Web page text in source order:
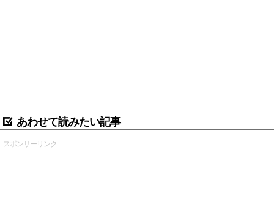
あわせて読みたい記事
スポンサーリンク